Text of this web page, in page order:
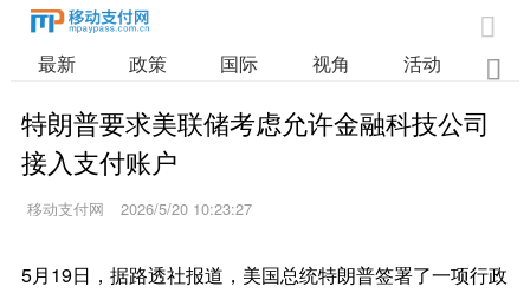

最新 政策 国际 视角 活动 业

特朗普要求美联储考虑允许金融科技公司
接入支付账户
移动支付网 2026/5/20 10:23:27
5月19日，据路透社报道，美国总统特朗普签署了一项行政